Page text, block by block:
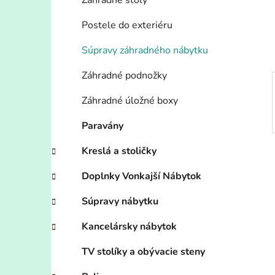
Postele do exteriéru
Súpravy záhradného nábytku
Záhradné podnožky
Záhradné úložné boxy
Paravány
Kreslá a stoličky
Doplnky Vonkajší Nábytok
Súpravy nábytku
Kancelársky nábytok
TV stolíky a obývacie steny